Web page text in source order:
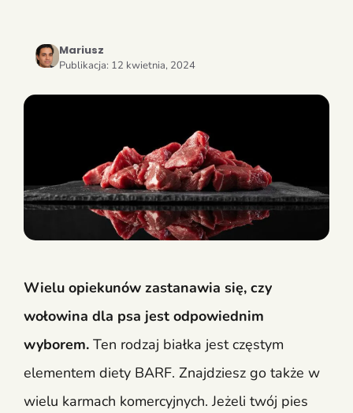
Mariusz
Publikacja: 12 kwietnia, 2024
Wielu opiekunów zastanawia się, czy
wołowina dla psa jest odpowiednim
wyborem. Ten rodzaj białka jest częstym
elementem diety BARF. Znajdziesz go także w
wielu karmach komercyjnych. Jeżeli twój pies